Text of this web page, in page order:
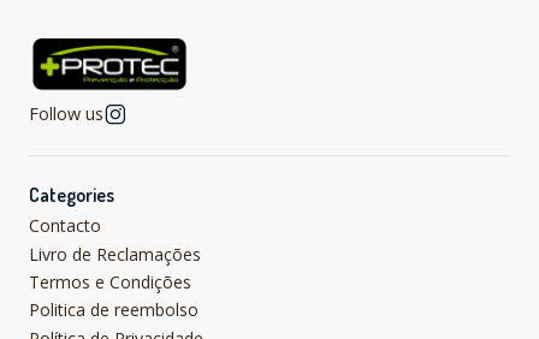
Follow us
Categories
Contacto
Livro de Reclamações
Termos e Condições
Politica de reembolso